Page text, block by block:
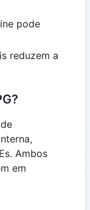
pode
reduzem a
Ambos
em